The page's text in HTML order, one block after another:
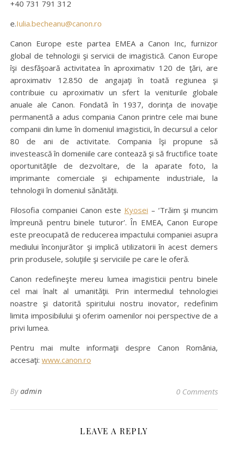
+40 731 791 312
e.Iulia.becheanu@canon.ro
Canon Europe este partea EMEA a Canon Inc, furnizor
global de tehnologii şi servicii de imagistică. Canon Europe
îşi desfăşoară activitatea în aproximativ 120 de ţări, are
aproximativ 12.850 de angajaţi în toată regiunea şi
contribuie cu aproximativ un sfert la veniturile globale
anuale ale Canon. Fondată în 1937, dorinţa de inovaţie
permanentă a adus compania Canon printre cele mai bune
companii din lume în domeniul imagisticii, în decursul a celor
80 de ani de activitate. Compania îşi propune să
investească în domeniile care contează şi să fructifice toate
oportunităţile de dezvoltare, de la aparate foto, la
imprimante comerciale şi echipamente industriale, la
tehnologii în domeniul sănătăţii.
Filosofia companiei Canon este Kyosei – ‘Trăim şi muncim
împreună pentru binele tuturor’. În EMEA, Canon Europe
este preocupată de reducerea impactului companiei asupra
mediului înconjurător şi implică utilizatorii în acest demers
prin produsele, soluţiile şi serviciile pe care le oferă.
Canon redefineşte mereu lumea imagisticii pentru binele
cel mai înalt al umanităţii. Prin intermediul tehnologiei
noastre şi datorită spiritului nostru inovator, redefinim
limita imposibilului şi oferim oamenilor noi perspective de a
privi lumea.
Pentru mai multe informaţii despre Canon România,
accesaţi: www.canon.ro
By admin 0 Comments
LEAVE A REPLY